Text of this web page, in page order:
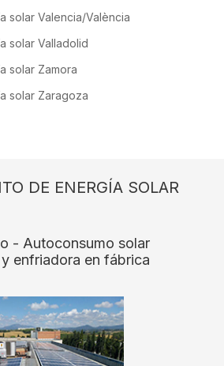
solar Valencia/València
solar Valladolid
solar Zamora
solar Zaragoza
DE ENERGÍA SOLAR
- Autoconsumo solar
enfriadora en fábrica